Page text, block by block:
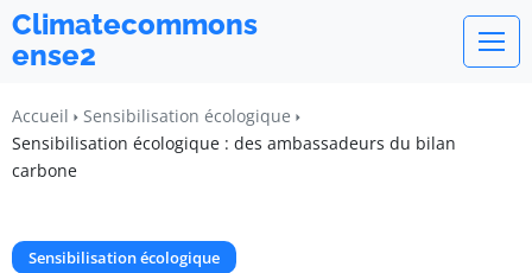
Climatecommons
ense2
Accueil
Sensibilisation écologique
Sensibilisation écologique : des ambassadeurs du bilan
carbone
Sensibilisation écologique